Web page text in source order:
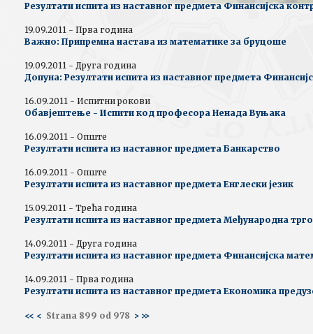
Резултати испита из наставног предмета Финансијска
19.09.2011 - Прва година
Важно: Припремна настава из математике за бруцоше
19.09.2011 - Друга година
Допуна: Резултати испита из наставног предмета
16.09.2011 - Испитни рокови
Обавјештење - Испити код професора Ненада Вуњака
16.09.2011 - Опште
Резултати испита из наставног предмета Банкарство
16.09.2011 - Опште
Резултати испита из наставног предмета Енглески језик
15.09.2011 - Трећа година
Резултати испита из наставног предмета Међународна
14.09.2011 - Друга година
Резултати испита из наставног предмета Финансијска
14.09.2011 - Прва година
Резултати испита из наставног предмета Економика
<< < Strana 899 od 978 > >>